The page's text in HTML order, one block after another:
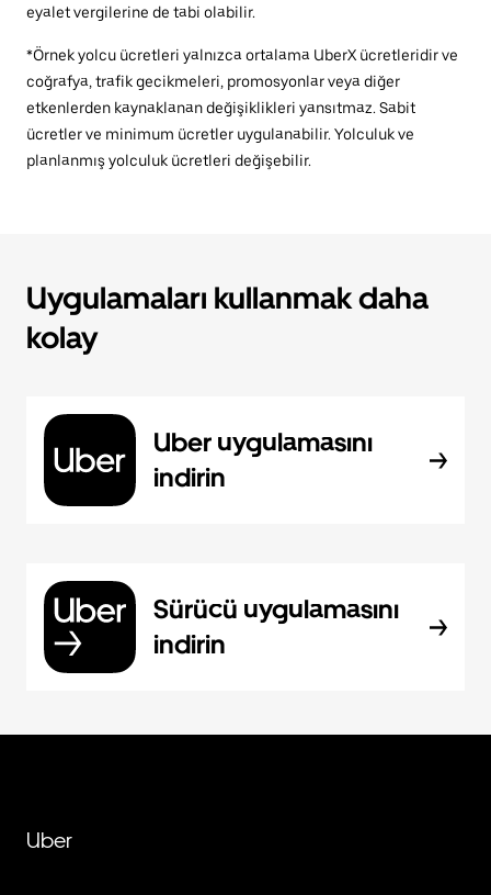
eyalet vergilerine de tabi olabilir.
*Örnek yolcu ücretleri yalnızca ortalama UberX ücretleridir ve
coğrafya, trafik gecikmeleri, promosyonlar veya diğer
etkenlerden kaynaklanan değişiklikleri yansıtmaz. Sabit
ücretler ve minimum ücretler uygulanabilir. Yolculuk ve
planlanmış yolculuk ücretleri değişebilir.
Uygulamaları kullanmak daha
kolay
Uber uygulamasını
indirin
Sürücü uygulamasını
indirin
Uber